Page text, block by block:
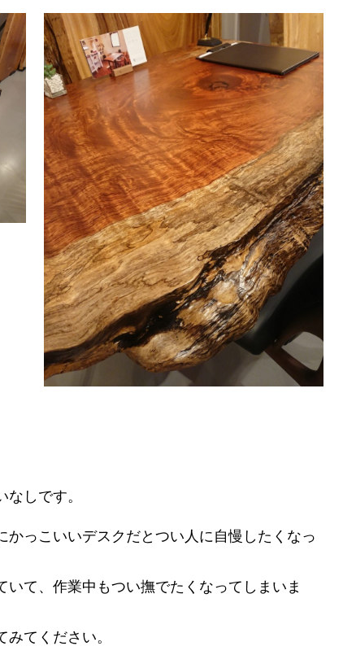
しです。
かっこいいデスクだとつい人に自慢したくなっ
て、作業中もつい撫でたくなってしまいま
てください。